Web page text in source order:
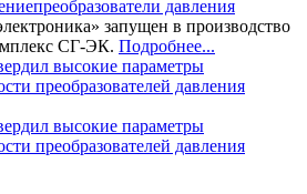
преобразователи давления
запущен в производство
СГ-ЭК. Подробнее...
высокие параметры
преобразователей давления